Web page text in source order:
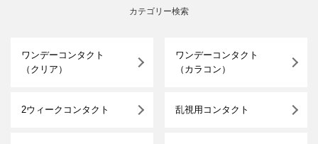
カテゴリー検索
ワンデーコンタクト
（クリア）
ワンデーコンタクト
（カラコン）
2ウィークコンタクト 乱視用コンタクト